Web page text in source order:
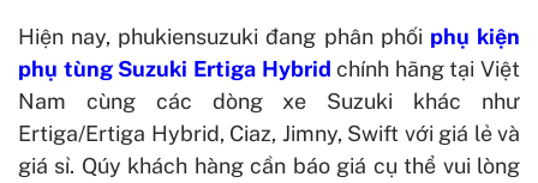
Hiện nay, phukiensuzuki đang phân phối phụ kiện
phụ tùng Suzuki Ertiga Hybrid chính hãng tại Việt
Nam cùng các dòng xe Suzuki khác như
Ertiga/Ertiga Hybrid, Ciaz, Jimny, Swift với giá lẻ và
giá sỉ. Qúy khách hàng cần báo giá cụ thể vui lòng